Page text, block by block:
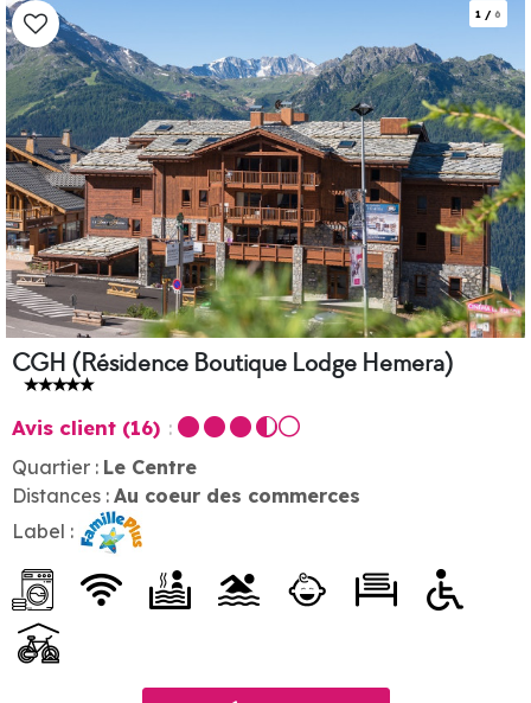
1 / 6
CGH (Résidence Boutique Lodge Hemera)
Avis client (16)
Quartier : Le Centre
Distances : Au coeur des commerces
Label :